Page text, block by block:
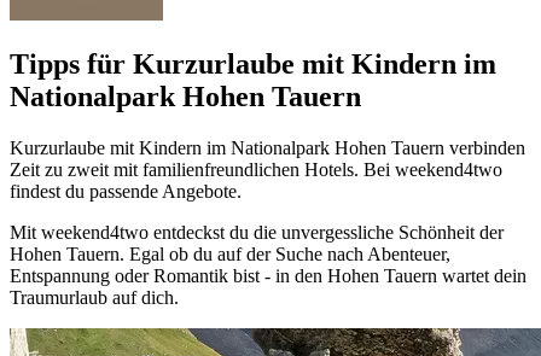
Tipps für Kurzurlaube mit Kindern im
Nationalpark Hohen Tauern
Kurzurlaube mit Kindern im Nationalpark Hohen Tauern verbinden
Zeit zu zweit mit familienfreundlichen Hotels. Bei weekend4two
findest du passende Angebote.
Mit weekend4two entdeckst du die unvergessliche Schönheit der
Hohen Tauern. Egal ob du auf der Suche nach Abenteuer,
Entspannung oder Romantik bist - in den Hohen Tauern wartet dein
Traumurlaub auf dich.